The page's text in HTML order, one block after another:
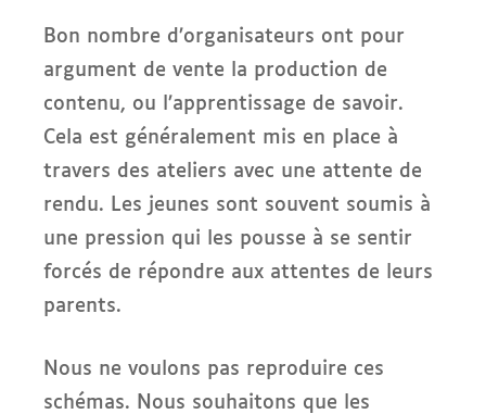
Bon nombre d’organisateurs ont pour
argument de vente la production de
contenu, ou l’apprentissage de savoir.
Cela est généralement mis en place à
travers des ateliers avec une attente de
rendu. Les jeunes sont souvent soumis à
une pression qui les pousse à se sentir
forcés de répondre aux attentes de leurs
parents.
Nous ne voulons pas reproduire ces
schémas. Nous souhaitons que les